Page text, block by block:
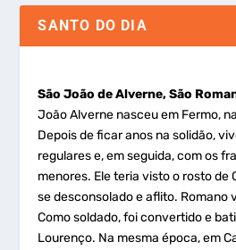
SANTO DO DIA
São João de Alverne, São
João Alverne nasceu em Fermo,
Depois de ficar anos na solidão,
regulares e, em seguida, com os
menores. Ele teria visto o rosto de
se desconsolado e aflito. Romano
Como soldado, foi convertido e
Lourenço. Na mesma época, em